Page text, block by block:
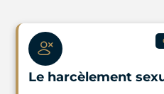
Le harcèlement